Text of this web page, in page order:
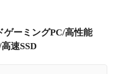
ーミングPC/高性能
速SSD